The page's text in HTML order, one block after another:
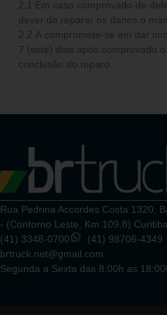
2.1 Em caso comprovado de
dever de reparar os danos o
2.2 A compromete-se em dar início na manutenção e reparos num período de até
7 (sete) dias após comprovado
conclusão do reparo.
Rua Pedrina Accordes Costa 1320,
- (Contorno Leste, Km 109,8)
(41) 3348-0700
(41) 98706-4349
brtruck.net@gmail.com
Segunda a Sexta das 8:00h as